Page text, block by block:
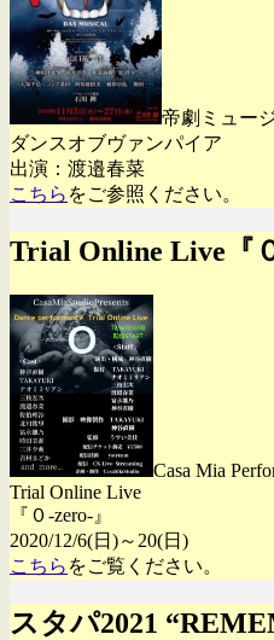
帝劇ミュー
ダンスオブヴァンパイア
出演：渡邉春菜
こちら をご参照ください。
Trial Online Live『
Casa Mia
Trial Online Live
『０-zero-』
2020/12/6(日)～20(日)
こちら をご覧ください。
スタパ2021